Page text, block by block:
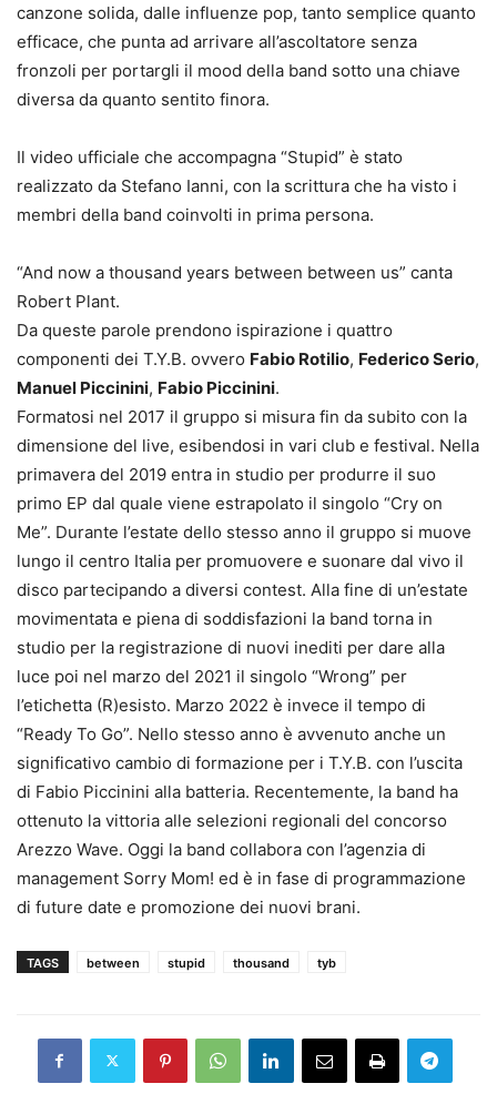
canzone solida, dalle influenze pop, tanto semplice quanto
efficace, che punta ad arrivare all’ascoltatore senza
fronzoli per portargli il mood della band sotto una chiave
diversa da quanto sentito finora.
Il video ufficiale che accompagna “Stupid” è stato
realizzato da Stefano Ianni, con la scrittura che ha visto i
membri della band coinvolti in prima persona.
“And now a thousand years between between us” canta
Robert Plant.
Da queste parole prendono ispirazione i quattro
componenti dei T.Y.B. ovvero Fabio Rotilio, Federico Serio,
Manuel Piccinini, Fabio Piccinini.
Formatosi nel 2017 il gruppo si misura fin da subito con la
dimensione del live, esibendosi in vari club e festival. Nella
primavera del 2019 entra in studio per produrre il suo
primo EP dal quale viene estrapolato il singolo “Cry on
Me”. Durante l’estate dello stesso anno il gruppo si muove
lungo il centro Italia per promuovere e suonare dal vivo il
disco partecipando a diversi contest. Alla fine di un’estate
movimentata e piena di soddisfazioni la band torna in
studio per la registrazione di nuovi inediti per dare alla
luce poi nel marzo del 2021 il singolo “Wrong” per
l’etichetta (R)esisto. Marzo 2022 è invece il tempo di
“Ready To Go”. Nello stesso anno è avvenuto anche un
significativo cambio di formazione per i T.Y.B. con l’uscita
di Fabio Piccinini alla batteria. Recentemente, la band ha
ottenuto la vittoria alle selezioni regionali del concorso
Arezzo Wave. Oggi la band collabora con l’agenzia di
management Sorry Mom! ed è in fase di programmazione
di future date e promozione dei nuovi brani.
TAGS between stupid thousand tyb